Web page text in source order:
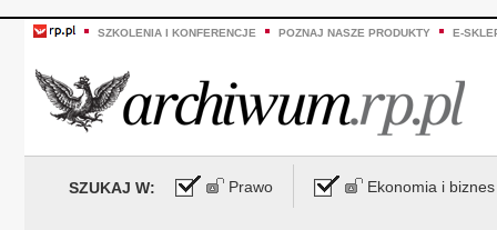
SZKOLENIA I KONFERENCJE POZNAJ NASZE PRODUKTY E-
SZUKAJ W: Prawo Ekonomia i biznes